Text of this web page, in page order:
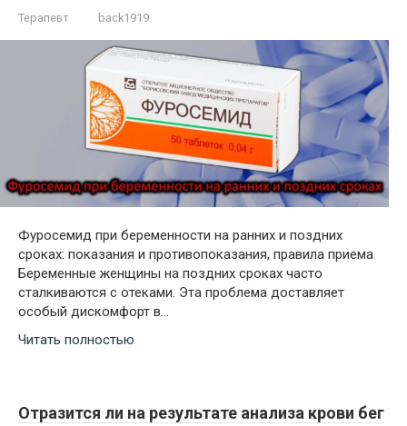
Терапевт back1919
Фуросемид при беременности на ранних и поздних
сроках: показания и противопоказания, правила приема
Беременные женщины на поздних сроках часто
сталкиваются с отеками. Эта проблема доставляет
особый дискомфорт в…
Читать полностью
Отразится ли на результате анализа крови бег